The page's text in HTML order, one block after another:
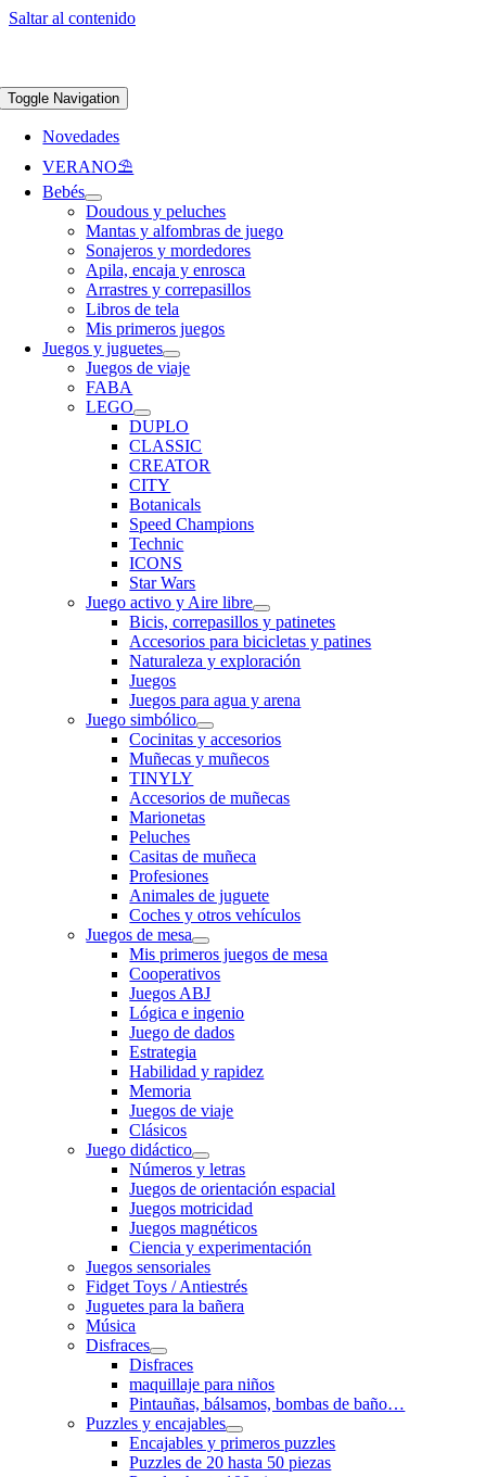
Saltar al contenido
Toggle Navigation
Novedades
VERANO⛱️​
Bebés
Doudous y peluches
Mantas y alfombras de juego
Sonajeros y mordedores
Apila, encaja y enrosca
Arrastres y correpasillos
Libros de tela
Mis primeros juegos
Juegos y juguetes
Juegos de viaje
FABA
LEGO
DUPLO
CLASSIC
CREATOR
CITY
Botanicals
Speed Champions
Technic
ICONS
Star Wars
Juego activo y Aire libre
Bicis, correpasillos y patinetes
Accesorios para bicicletas y patines
Naturaleza y exploración
Juegos
Juegos para agua y arena
Juego simbólico
Cocinitas y accesorios
Muñecas y muñecos
TINYLY
Accesorios de muñecas
Marionetas
Peluches
Casitas de muñeca
Profesiones
Animales de juguete
Coches y otros vehículos
Juegos de mesa
Mis primeros juegos de mesa
Cooperativos
Juegos ABJ
Lógica e ingenio
Juego de dados
Estrategia
Habilidad y rapidez
Memoria
Juegos de viaje
Clásicos
Juego didáctico
Números y letras
Juegos de orientación espacial
Juegos motricidad
Juegos magnéticos
Ciencia y experimentación
Juegos sensoriales
Fidget Toys / Antiestrés
Juguetes para la bañera
Música
Disfraces
Disfraces
maquillaje para niños
Pintauñas, bálsamos, bombas de baño…
Puzzles y encajables
Encajables y primeros puzzles
Puzzles de 20 hasta 50 piezas